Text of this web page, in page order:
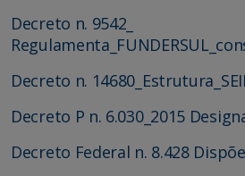
Decreto n. 9542_
Decreto n.
Decreto P n. 6.030_2015
Decreto Federal n. 8.428